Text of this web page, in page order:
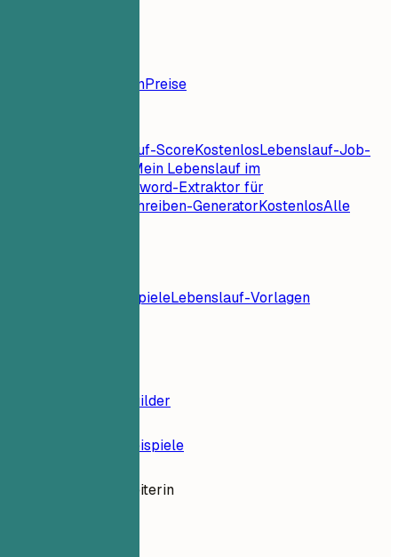
FunktionenPreise
Sofortiger Lebenslauf-ScoreKostenlosLebenslauf-Job-
Mein Lebenslauf im
Keyword-Extraktor für
Anschreiben-GeneratorKostenlosAlle
LebenslaufbeispieleLebenslauf-Vorlagen
Lebenslauf-Builder
Lebenslauf-Beispiele
Distributionsleiterin